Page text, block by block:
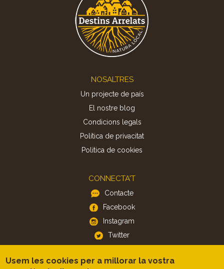
NOSALTRES
Un projecte de país
El nostre blog
Condicions legals
Política de privacitat
Politica de cookies
CONNECTA'T
Contacte
Facebook
Instagram
Twitter
APP
Usem les cookies per a millorar la vostra